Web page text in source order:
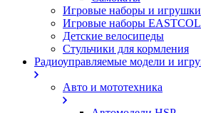
Игровые наборы и игрушки
Игровые наборы
Детские велосипеды
Стульчики для кормления
Радиоуправляемые модели и
Авто и мототехника